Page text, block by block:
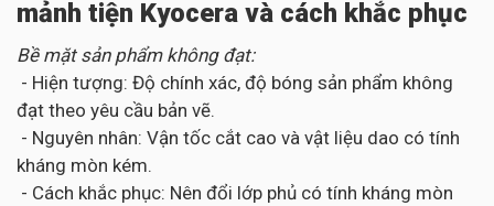
mảnh tiện Kyocera và cách khắc phục
Bề mặt sản phẩm không đạt:
- Hiện tượng: Độ chính xác, độ bóng sản phẩm không
đạt theo yêu cầu bản vẽ.
- Nguyên nhân: Vận tốc cắt cao và vật liệu dao có tính
kháng mòn kém.
- Cách khắc phục: Nên đổi lớp phủ có tính kháng mòn